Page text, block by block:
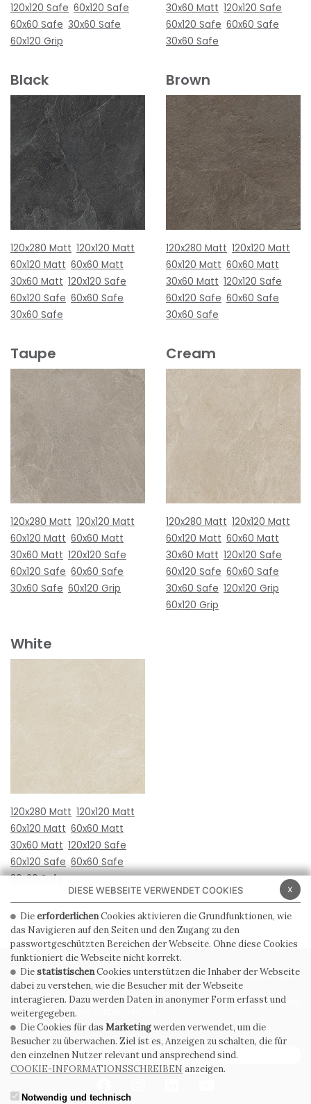
120x120 Safe 60x120 Safe
60x60 Safe 30x60 Safe
60x120 Grip
30x60 Matt 120x120 Safe
60x120 Safe 60x60 Safe
30x60 Safe
Black
120x280 Matt 120x120 Matt
60x120 Matt 60x60 Matt
30x60 Matt 120x120 Safe
60x120 Safe 60x60 Safe
30x60 Safe
Brown
120x280 Matt 120x120 Matt
60x120 Matt 60x60 Matt
30x60 Matt 120x120 Safe
60x120 Safe 60x60 Safe
30x60 Safe
Taupe
120x280 Matt 120x120 Matt
60x120 Matt 60x60 Matt
30x60 Matt 120x120 Safe
60x120 Safe 60x60 Safe
30x60 Safe 60x120 Grip
Cream
120x280 Matt 120x120 Matt
60x120 Matt 60x60 Matt
30x60 Matt 120x120 Safe
60x120 Safe 60x60 Safe
30x60 Safe 120x120 Grip
60x120 Grip
White
120x280 Matt 120x120 Matt
60x120 Matt 60x60 Matt
30x60 Matt 120x120 Safe
60x120 Safe 60x60 Safe
30x60 Safe
PRIVACY POLICY COOKIE POLICY
ALLGEMEINE
VERKAUFSBEDINGUNGEN
WHISTLEBLOWING
ABONNIEREN SIE DEN NEWSLETTER
x
DIESE WEBSEITE VERWENDET COOKIES
DieerforderlichenCookies aktivieren die Grundfunktionen, wie
das Navigieren auf den Seiten und den Zugang zu den
passwortgeschützten Bereichen der Webseite. Ohne diese Cookies
funktioniert die Webseite nicht korrekt.
DiestatistischenCookies unterstützen die Inhaber der Webseite
dabei zu verstehen, wie die Besucher mit der Webseite
interagieren. Dazu werden Daten in anonymer Form erfasst und
weitergegeben.
Die Cookies für das Marketingwerden verwendet, um die
Besucher zu überwachen. Ziel ist es, Anzeigen zu schalten, die für
den einzelnen Nutzer relevant und ansprechend sind.
COOKIE-INFORMATIONSSCHREIBEN anzeigen.
Notwendig und technisch